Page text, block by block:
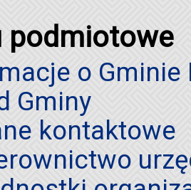
podmiotowe
o Gminie
Gminy
kontaktowe